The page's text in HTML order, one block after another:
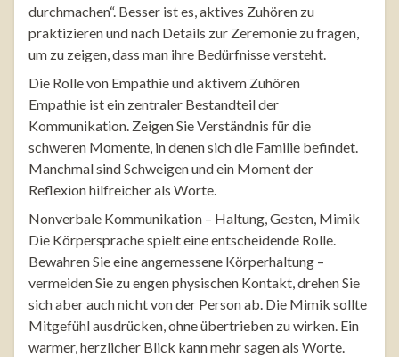
durchmachen“. Besser ist es, aktives Zuhören zu
praktizieren und nach Details zur Zeremonie zu fragen,
um zu zeigen, dass man ihre Bedürfnisse versteht.
Die Rolle von Empathie und aktivem Zuhören
Empathie ist ein zentraler Bestandteil der
Kommunikation. Zeigen Sie Verständnis für die
schweren Momente, in denen sich die Familie befindet.
Manchmal sind Schweigen und ein Moment der
Reflexion hilfreicher als Worte.
Nonverbale Kommunikation – Haltung, Gesten, Mimik
Die Körpersprache spielt eine entscheidende Rolle.
Bewahren Sie eine angemessene Körperhaltung –
vermeiden Sie zu engen physischen Kontakt, drehen Sie
sich aber auch nicht von der Person ab. Die Mimik sollte
Mitgefühl ausdrücken, ohne übertrieben zu wirken. Ein
warmer, herzlicher Blick kann mehr sagen als Worte.